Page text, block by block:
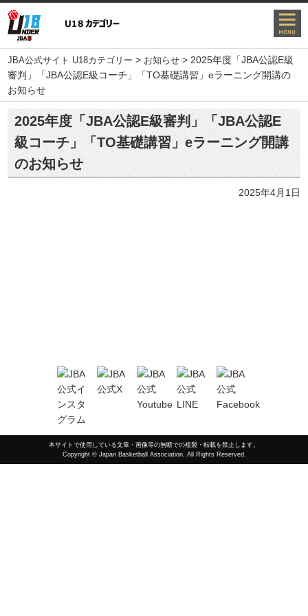
JBA公式サイト U18カテゴリー > お知らせ >2025年度「JBA公認E級
審判」「JBA公認E級コーチ」「TO基礎講習」eラーニング開講の
お知らせ
2025年度「JBA公認E級審判」「JBA公認E
級コーチ」「TO基礎講習」eラーニング開講
のお知らせ
2025年4月1日
本サイトで使用している文章・画像等の無断での複製・転載を禁止します。
Copyright © Japan Basketball Association. All Rights Reserved.